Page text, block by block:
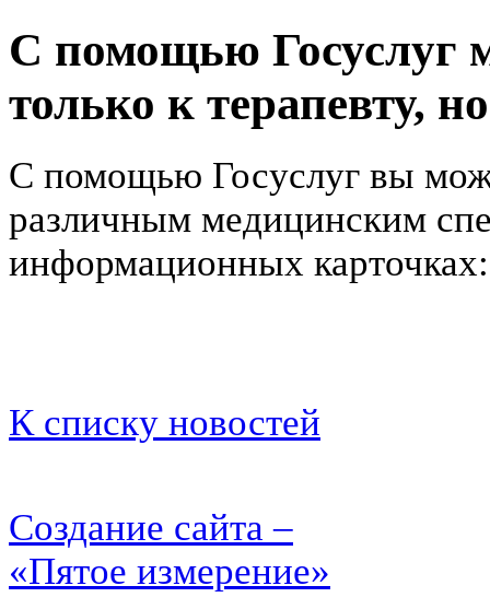
С помощью Госуслуг
только к терапевту,
С помощью Госуслуг вы
различным медицинским
информационных карточках:
К списку новостей
Создание сайта –
«Пятое измерение»